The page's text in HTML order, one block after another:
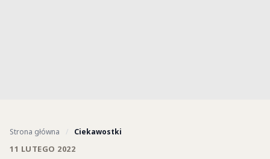
Strona główna / Ciekawostki
11 LUTEGO 2022